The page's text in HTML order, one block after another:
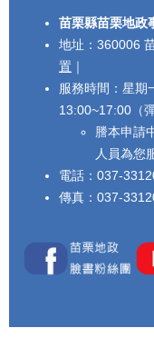
苗栗縣苗栗地政
地址：360006
置 ｜
服務時間：星期
13:00~17:00（
謄本申請
人員為您
電話：037-
傳真：037-